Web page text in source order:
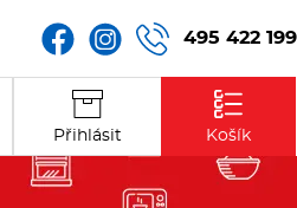
495 422 199
Přihlásit Košík